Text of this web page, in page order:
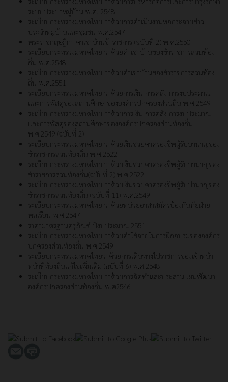
ระบบประปาหมู่บ้าน พ.ศ. 2548
ระเบียบกระทรวงมหาดไทย ว่าด้วยการดำเนินงานหอกระจายข่าว
ประจำหมู่บ้านและชุมชน พ.ศ.2547
พระราชกฤษฎีกา ค่าเช่าบ้านข้าราชการ (ฉบับที่ 2) พ.ศ.2550
ระเบียบกระทรวงมหาดไทย ว่าด้วยค่าเช่าบ้านของข้าราชการส่วนท้อง
ถิ่น พ.ศ.2548
ระเบียบกระทรวงมหาดไทย ว่าด้วยค่าเช่าบ้านของข้าราชการส่วนท้อง
ถิ่น พ.ศ.2551
ระเบียบกระทรวงมหาดไทย ว่าด้วยการเงิน การคลัง การงบประมาณ
และการพัสดุของสถานศึกษาขององค์กรปกครองส่วนถิ่น พ.ศ.2549
ระเบียบกระทรวงมหาดไทย ว่าด้วยการเงิน การคลัง การงบประมาณ
และการพัสดุของสถานศึกษาขององค์กรปกครองส่วน ท้องถิ่น
พ.ศ.2549 (ฉบับที่ 2)
ระเบียบกระทรวงมหาดไทย ว่าด้วยเงินช่วยค่าครองชีพผู้รับบำนาญของ
ข้าราชการส่วนท้องถิ่น พ.ศ.2522
ระเบียบกระทรวงมหาดไทย ว่าด้วยเงินช่วยค่าครองชีพผู้รับบำนาญของ
ข้าราชการส่วนท้องถิ่น(ฉบับที่ 2) พ.ศ.2522
ระเบียบกระทรวงมหาดไทย ว่าด้วยเงินช่วยค่าครองชีพผู้รับบำนาญของ
ข้าราชการส่วนท้องถิ่น (ฉบับที่ 11) พ.ศ.2549
ระเบียบกระทรวงมหาดไทย ว่าด้วยหน่วยอาสาสมัครป้องกันภัยฝ่าย
พลเรือน พ.ศ.2547
ราคามาตรฐานครุภัณฑ์ ปีงบประมาณ 2551
ระเบียบกระทรวงมหาดไทย ว่าด้วยค่าใช้จ่ายในการฝึกอบรมขององค์กร
ปกครองส่วนท้องถิ่น พ.ศ.2549
ระเบียบกระทรวงมหาดไทยว่าด้วยการเดินทางไปราชการของเจ้าหน้า
หน้าที่ท้องถิ่นแก้ไขเพิ่มเติม (ฉบับที่ 6) พ.ศ.2548
ระเบียบกระทรวงมหาดไทย ว่าด้วยการจัดทำและประสานแผนพัฒนา
องค์กรปกครองส่วนท้องถิ่น พ.ศ2546